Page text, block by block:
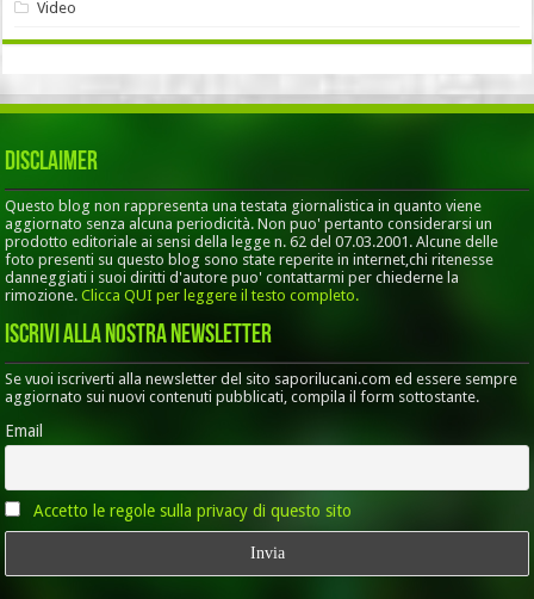
Video
Disclaimer
Questo blog non rappresenta una testata giornalistica in quanto viene
aggiornato senza alcuna periodicità. Non puo' pertanto considerarsi un
prodotto editoriale ai sensi della legge n. 62 del 07.03.2001. Alcune delle
foto presenti su questo blog sono state reperite in internet,chi ritenesse
danneggiati i suoi diritti d'autore puo' contattarmi per chiederne la
rimozione.Clicca QUI per leggere il testo completo.
Iscrivi alla nostra Newsletter
Se vuoi iscriverti alla newsletter del sito saporilucani.com ed essere sempre
aggiornato sui nuovi contenuti pubblicati, compila il form sottostante.
Email
Accetto le regole sulla privacy di questo sito